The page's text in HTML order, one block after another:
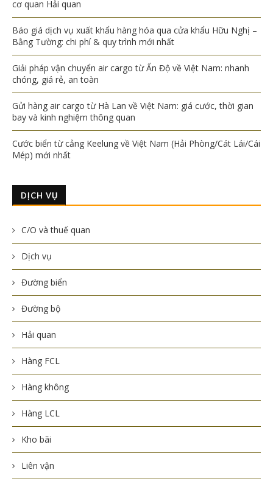
cơ quan Hải quan
Báo giá dịch vụ xuất khẩu hàng hóa qua cửa khẩu Hữu Nghị –
Bằng Tường: chi phí & quy trình mới nhất
Giải pháp vận chuyển air cargo từ Ấn Độ về Việt Nam: nhanh
chóng, giá rẻ, an toàn
Gửi hàng air cargo từ Hà Lan về Việt Nam: giá cước, thời gian
bay và kinh nghiệm thông quan
Cước biển từ cảng Keelung về Việt Nam (Hải Phòng/Cát Lái/Cái
Mép) mới nhất
DỊCH VỤ
C/O và thuế quan
Dịch vụ
Đường biển
Đường bộ
Hải quan
Hàng FCL
Hàng không
Hàng LCL
Kho bãi
Liên vận